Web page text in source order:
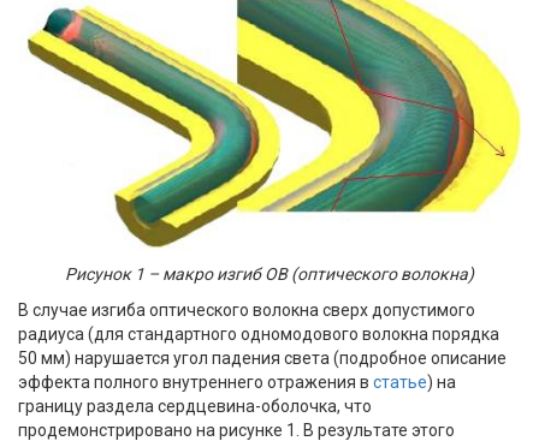
Рисунок 1 – макро изгиб ОВ (оптического волокна)
В случае изгиба оптического волокна сверх допустимого
радиуса (для стандартного одномодового волокна порядка
50 мм) нарушается угол падения света (подробное описание
эффекта полного внутреннего отражения в статье) на
границу раздела сердцевина-оболочка, что
продемонстрировано на рисунке 1. В результате этого